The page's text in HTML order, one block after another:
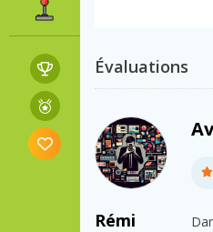
Évaluations
Rémi